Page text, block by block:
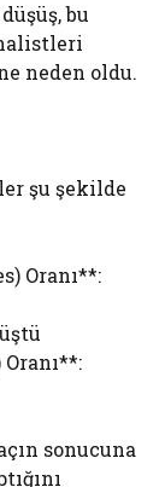
bu
neden oldu.
şu şekilde
Oranı**:
sonucuna